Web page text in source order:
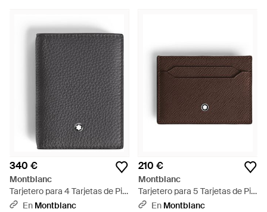
340 €
Montblanc
Tarjetero para 4 Tarjetas de Piel
Grain - Gris
En Montblanc
210 €
Montblanc
Tarjetero para 5 Tarjetas de Piel
Sartorial - Marrón
En Montblanc